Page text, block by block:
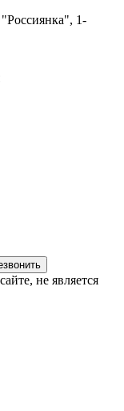
1-
не является